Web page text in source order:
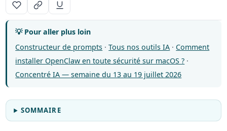
💡 Pour aller plus loin
Constructeur de prompts ·Tous nos outils IA · Comment
installer OpenClaw en toute sécurité sur macOS ? ·
Concentré IA — semaine du 13 au 19 juillet 2026
SOMMAIRE